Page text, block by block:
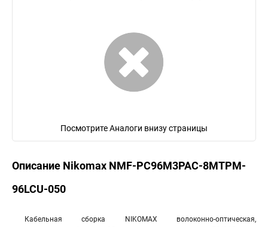
Посмотрите Аналоги внизу страницы
Описание Nikomax NMF-PC96M3PAC-8MTPM-
96LCU-050
Кабельная сборка NIKOMAX волоконно-оптическая,